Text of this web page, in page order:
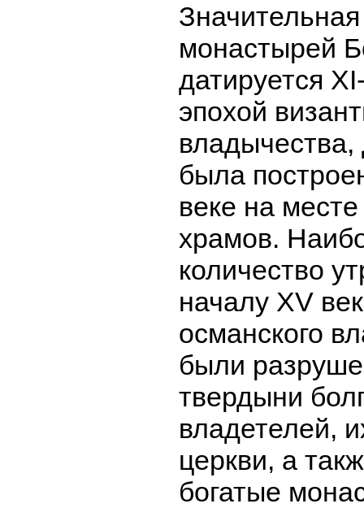
монастырей
датируется
эпохой
владычества,
была
веке на
храмов.
количество
началу XV
османского
были
твердыни
владетелей,
церкви, а
богатые